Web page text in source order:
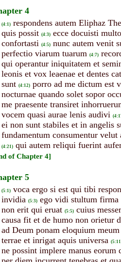
4
(4:1) respondens autem Eliphaz
quis possit (4:3) ecce docuisti
confortasti (4:5) nunc autem venit
perfectio viarum tuarum (4:7)
qui operantur iniquitatem et
leonis et vox leaenae et dentes
sunt (4:12) porro ad me dictum est
nocturnae quando solet sopor
me praesente transiret
vocem quasi aurae lenis audivi
ei non sunt stabiles et in angelis
fundamentum consumentur velut
(4:21) qui autem reliqui fuerint
of Chapter 4]
5
(5:1) voca ergo si est qui tibi
invidia (5:3) ego vidi stultum firma
non erit qui eruat (5:5) cuius
causa fit et de humo non orietur
ad Deum ponam eloquium meum
terrae et inrigat aquis universa
ne possint implere manus eorum